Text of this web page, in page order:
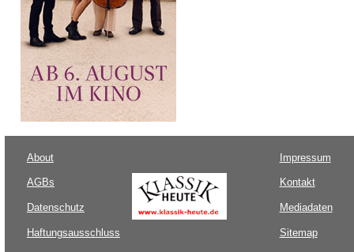
About
AGBs
Datenschutz
Haftungsausschluss
Impressum
Kontakt
Mediadaten
Sitemap